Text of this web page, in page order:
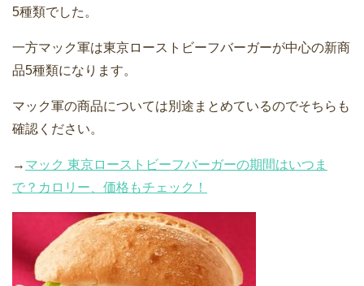
5種類でした。
一方マック軍は東京ローストビーフバーガーが中心の新商
品5種類になります。
マック軍の商品については別途まとめているのでそちらも
確認ください。
→ マック 東京ローストビーフバーガーの期間はいつま
で？カロリー、価格もチェック！